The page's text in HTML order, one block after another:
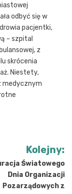
odbyć się w
pacjentki,
– szpital
z
skrócenia
Niestety,
medycznym
Kolejny:
Światowego
Dnia Organizacji
Pozarządowych z